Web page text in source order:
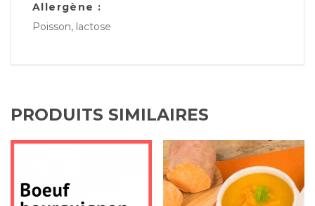
Allergène :
Poisson, lactose
PRODUITS SIMILAIRES